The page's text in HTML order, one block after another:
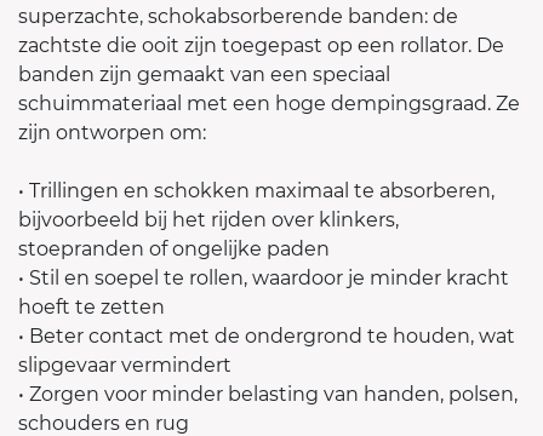
superzachte, schokabsorberende banden: de
zachtste die ooit zijn toegepast op een rollator. De
banden zijn gemaakt van een speciaal
schuimmateriaal met een hoge dempingsgraad. Ze
zijn ontworpen om:
• Trillingen en schokken maximaal te absorberen,
bijvoorbeeld bij het rijden over klinkers,
stoepranden of ongelijke paden
• Stil en soepel te rollen, waardoor je minder kracht
hoeft te zetten
• Beter contact met de ondergrond te houden, wat
slipgevaar vermindert
• Zorgen voor minder belasting van handen, polsen,
schouders en rug